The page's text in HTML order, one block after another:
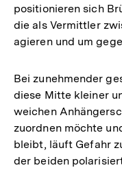
positionieren sich
die als Vermittler
agieren und um
Bei zunehmender
diese Mitte kleiner
weichen
zuordnen möchte
bleibt, läuft Gefahr
der beiden